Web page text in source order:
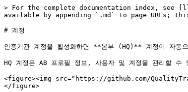
> For the complete documentation index,
available by appending `.md` to page URLs;
# 계정
인증기관 계정을 활성화하면 **본부 (HQ)** 계정이 자동
HQ 계정은 AB 프로필 정보, 사용자 및 계정을 관리할 수
<figure><img src="https://github.com/
</figure>